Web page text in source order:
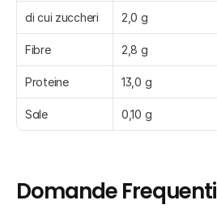
di cui zuccheri 2,0 g
Fibre 2,8 g
Proteine 13,0 g
Sale 0,10 g
Domande Frequenti